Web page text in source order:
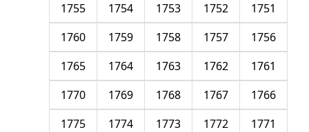
1751
1752
1753
1754
1755
1756
1757
1758
1759
1760
1761
1762
1763
1764
1765
1766
1767
1768
1769
1770
1771
1772
1773
1774
1775